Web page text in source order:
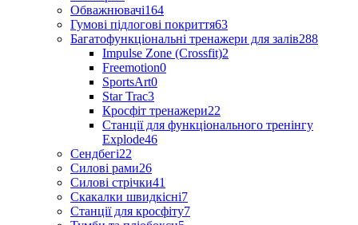
Обважнювачі164
Гумові підлогові покриття63
Багатофункціональні тренажери для залів288
Impulse Zone (Crossfit)2
Freemotion0
SportsArt0
Star Trac3
Кросфіт тренажери22
Станції для функціонального тренінгу
Explode46
Сендбегі22
Силові рами26
Силові стрічки41
Скакалки швидкісні7
Станції для кросфіту7